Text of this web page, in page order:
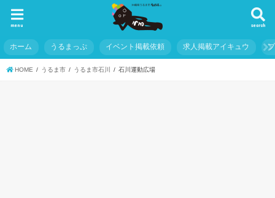
search
menu
ホーム うるまっぷ イベント掲載依頼 求人掲載アイキュウ
HOME うるま市 うるま市石川 石川運動広場